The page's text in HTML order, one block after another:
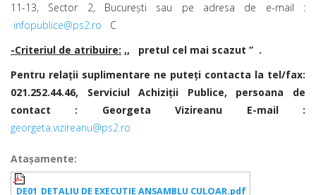
11-13, Sector 2, Bucureşti sau pe adresa de e-mail :
infopublice@ps2.ro C
-Criteriul de atribuire: ,, pretul cel mai scazut ” .
Pentru relaţii suplimentare ne puteţi contacta la tel/fax:
021.252.44.46, Serviciul Achiziţii Publice, persoana de
contact : Georgeta Vizireanu E-mail :
georgeta.vizireanu@ps2.ro
Ataşamente:
DE01_DETALIU DE EXECUTIE ANSAMBLU CULOAR.pdf